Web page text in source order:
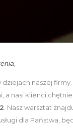
naszej
a nasi klienci
. Nasz warsztat
dla Państwa,